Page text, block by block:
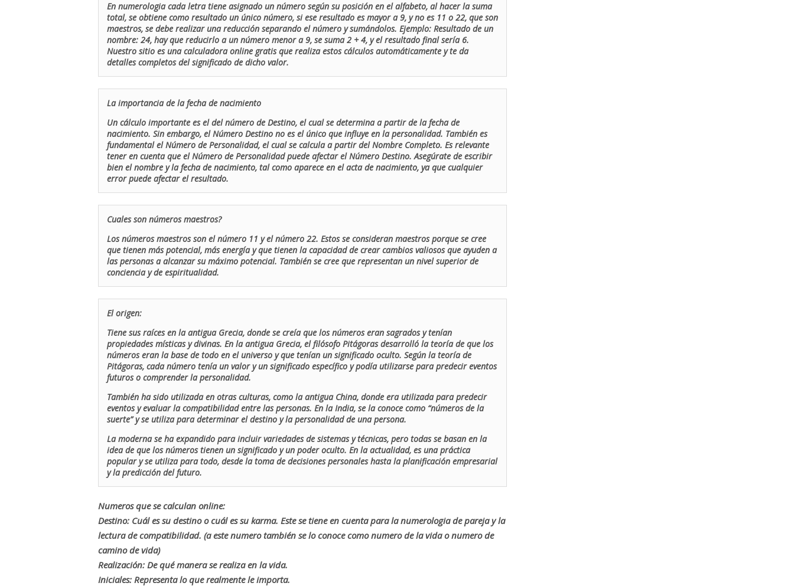
En numerologia cada letra tiene asignado un número según su posición en el alfabeto, al hacer la suma
total, se obtiene como resultado un único número, si ese resultado es mayor a 9, y no es 11 o 22, que son
maestros, se debe realizar una reducción separando el número y sumándolos. Ejemplo: Resultado de un
nombre: 24, hay que reducirlo a un número menor a 9, se suma 2 + 4, y el resultado final sería 6.
Nuestro sitio es una calculadora online gratis que realiza estos cálculos automáticamente y te da
detalles completos del significado de dicho valor.
La importancia de la fecha de nacimiento
Un cálculo importante es el del número de Destino, el cual se determina a partir de la fecha de
nacimiento. Sin embargo, el Número Destino no es el único que influye en la personalidad. También es
fundamental el Número de Personalidad, el cual se calcula a partir del Nombre Completo. Es relevante
tener en cuenta que el Número de Personalidad puede afectar el Número Destino. Asegúrate de escribir
bien el nombre y la fecha de nacimiento, tal como aparece en el acta de nacimiento, ya que cualquier
error puede afectar el resultado.
Cuales son números maestros?
Los números maestros son el número 11 y el número 22. Estos se consideran maestros porque se cree
que tienen más potencial, más energía y que tienen la capacidad de crear cambios valiosos que ayuden a
las personas a alcanzar su máximo potencial. También se cree que representan un nivel superior de
conciencia y de espiritualidad.
El origen:
Tiene sus raíces en la antigua Grecia, donde se creía que los números eran sagrados y tenían
propiedades místicas y divinas. En la antigua Grecia, el filósofo Pitágoras desarrolló la teoría de que los
números eran la base de todo en el universo y que tenían un significado oculto. Según la teoría de
Pitágoras, cada número tenía un valor y un significado específico y podía utilizarse para predecir eventos
futuros o comprender la personalidad.
También ha sido utilizada en otras culturas, como la antigua China, donde era utilizada para predecir
eventos y evaluar la compatibilidad entre las personas. En la India, se la conoce como “números de la
suerte” y se utiliza para determinar el destino y la personalidad de una persona.
La moderna se ha expandido para incluir variedades de sistemas y técnicas, pero todas se basan en la
idea de que los números tienen un significado y un poder oculto. En la actualidad, es una práctica
popular y se utiliza para todo, desde la toma de decisiones personales hasta la planificación empresarial
y la predicción del futuro.
Numeros que se calculan online:
Destino: Cuál es su destino o cuál es su karma. Este se tiene en cuenta para la numerologia de pareja y la
lectura de compatibilidad. (a este numero también se lo conoce como numero de la vida o numero de
camino de vida)
Realización: De qué manera se realiza en la vida.
Iniciales: Representa lo que realmente le importa.